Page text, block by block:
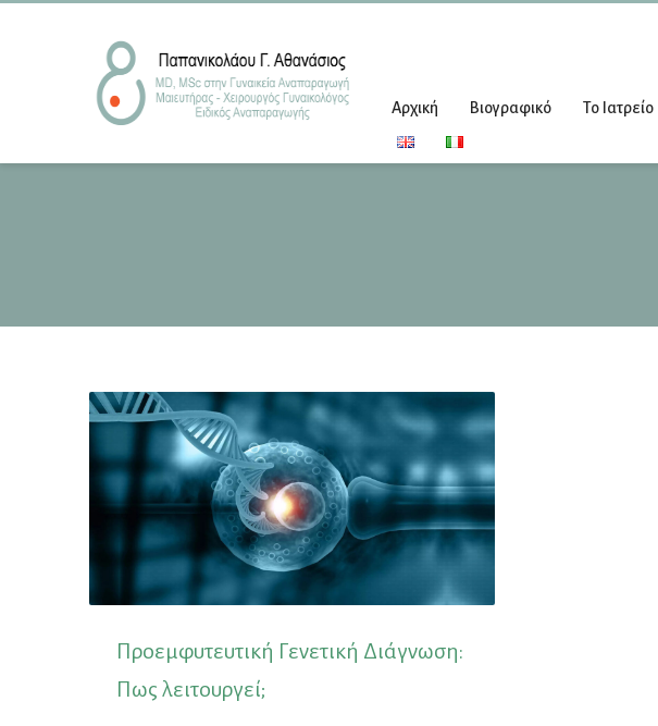
Αρχική Βιογραφικό Το Ιατρείο
Προεμφυτευτική Γενετική Διάγνωση:
Πως λειτουργεί;